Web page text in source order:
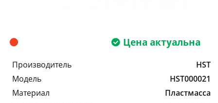
Цена актуальна
Производитель
HST
Модель
HST000021
Материал
Пластмасса